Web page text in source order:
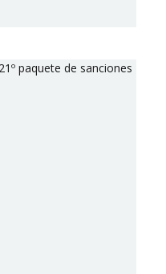
la adopción de